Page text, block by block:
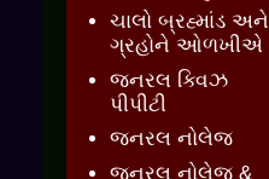
ચાલો બ્રહ્માંડ અને
ગ્રહોને ઓળખીએ
જનરલ ક્વિઝ
પીપીટી
જનરલ નોલેજ
જનરલ નોલેજ &